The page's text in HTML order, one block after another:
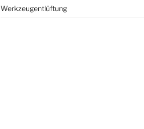
Werkzeugentlüftung